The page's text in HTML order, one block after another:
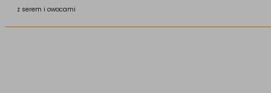
z serem i owocami